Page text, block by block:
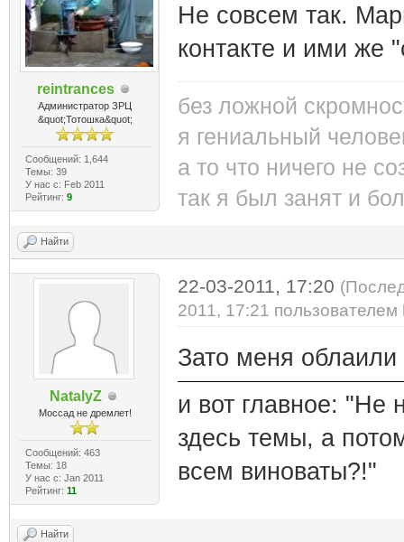
reintrances
Администратор ЗРЦ
&quot;Тотошка&quot;
Сообщений: 1,644
Темы: 39
У нас с: Feb 2011
Рейтинг: 9
Не совсем так.
контакте и ими же
без ложной
я гениальный
а то что ничего не
так я был занят и
Найти
NatalyZ
Моссад не дремлет!
Сообщений: 463
Темы: 18
У нас с: Jan 2011
Рейтинг: 11
22-03-2011, 17:20
2011, 17:21 пользователем
Зато меня
и вот главное: "Не
здесь темы, а
всем виноваты?!"
Найти